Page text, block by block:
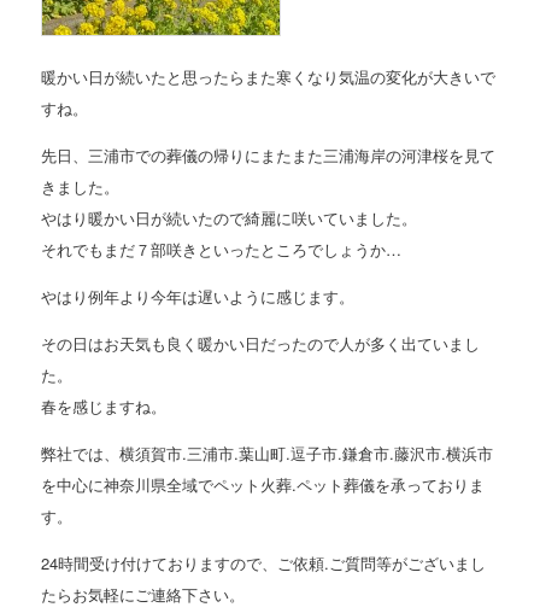
暖かい日が続いたと思ったらまた寒くなり気温の変化が大きいで
すね。
先日、三浦市での葬儀の帰りにまたまた三浦海岸の河津桜を見て
きました。
やはり暖かい日が続いたので綺麗に咲いていました。
それでもまだ７部咲きといったところでしょうか…
やはり例年より今年は遅いように感じます。
その日はお天気も良く暖かい日だったので人が多く出ていまし
た。
春を感じますね。
弊社では、横須賀市.三浦市.葉山町.逗子市.鎌倉市.藤沢市.横浜市
を中心に神奈川県全域でペット火葬.ペット葬儀を承っておりま
す。
24時間受け付けておりますので、ご依頼.ご質問等がございまし
たらお気軽にご連絡下さい。